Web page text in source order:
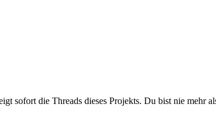
sofort die Threads dieses Projekts. Du bist nie mehr